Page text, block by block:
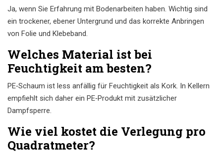
Ja, wenn Sie Erfahrung mit Bodenarbeiten haben. Wichtig sind
ein trockener, ebener Untergrund und das korrekte Anbringen
von Folie und Klebeband.
Welches Material ist bei
Feuchtigkeit am besten?
PE‑Schaum ist less anfällig für Feuchtigkeit als Kork. In Kellern
empfiehlt sich daher ein PE‑Produkt mit zusätzlicher
Dampfsperre.
Wie viel kostet die Verlegung pro
Quadratmeter?